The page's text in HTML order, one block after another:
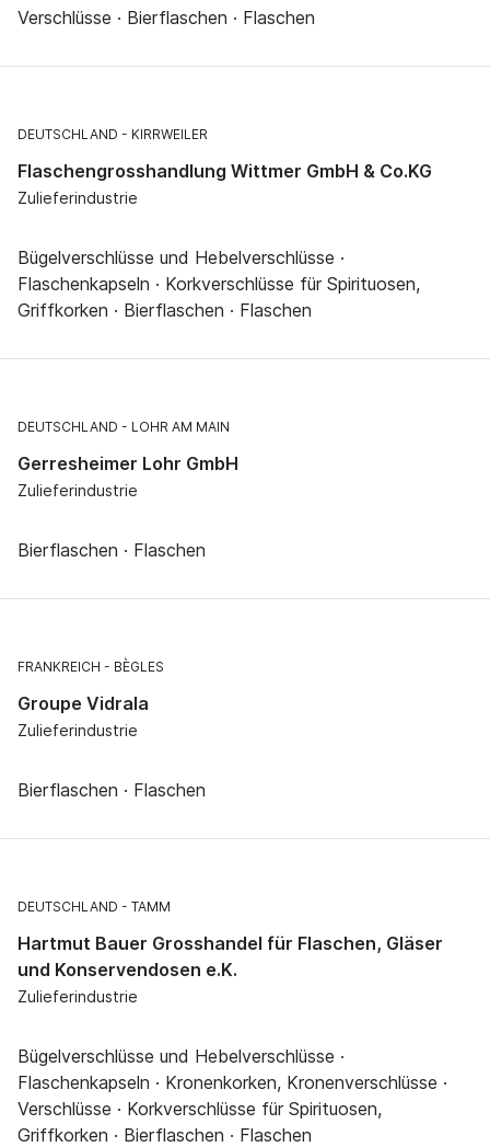
Verschlüsse · Bierflaschen · Flaschen
DEUTSCHLAND KIRRWEILER
Flaschengrosshandlung Wittmer GmbH & Co.KG
Zulieferindustrie
Bügelverschlüsse und Hebelverschlüsse ·
Flaschenkapseln · Korkverschlüsse für Spirituosen,
Griffkorken · Bierflaschen · Flaschen
DEUTSCHLAND LOHR AM MAIN
Gerresheimer Lohr GmbH
Zulieferindustrie
Bierflaschen · Flaschen
FRANKREICH BÈGLES
Groupe Vidrala
Zulieferindustrie
Bierflaschen · Flaschen
DEUTSCHLAND TAMM
Hartmut Bauer Grosshandel für Flaschen, Gläser
und Konservendosen e.K.
Zulieferindustrie
Bügelverschlüsse und Hebelverschlüsse ·
Flaschenkapseln · Kronenkorken, Kronenverschlüsse ·
Verschlüsse · Korkverschlüsse für Spirituosen,
Griffkorken · Bierflaschen · Flaschen